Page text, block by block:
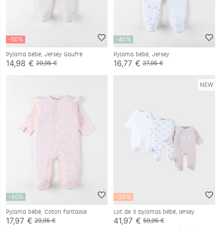
-50%
Pyjama bébé, Jersey Gaufré
14,98 € 29,95 €
-40%
Pyjama bébé, Jersey
16,77 € 27,95 €
-40%
Pyjama bébé, Coton fantaisie
17,97 € 29,95 €
NEW
-30%
Lot de 3 pyjamas bébé, jersey
41,97 € 59,95 €